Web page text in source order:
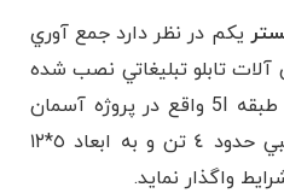
یکم در نظر دارد جمع آوري
تابلو تبليغاتي نصب شده
برروی بام بلوك مسكوني ١٢ طبقه 5I واقع در پروژه آسمان
البرز (گرمدره ) به وزن تقريبي حدود ٤ تن و به ابعاد ٥*١٢
واگذار نماید.